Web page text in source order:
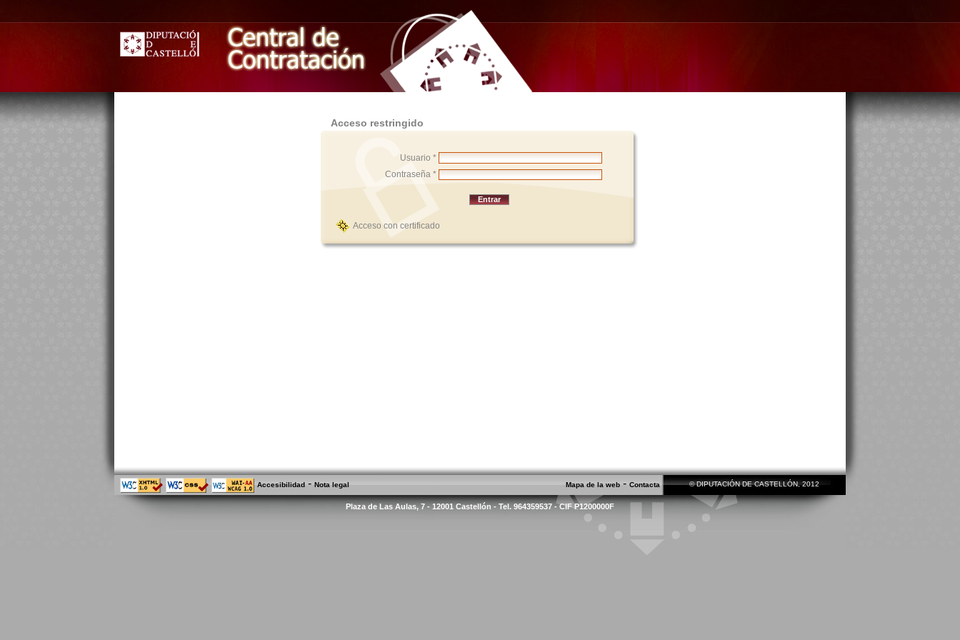
Acceso restringido
Usuario *
Contraseña *
Acceso con certificado
Accesibilidad - Nota legal Mapa de la web - Contacta © DIPUTACIÓN DE CASTELLÓN, 2012
Plaza de Las Aulas, 7 - 12001 Castellón - Tel. 964359537 - CIF P1200000F